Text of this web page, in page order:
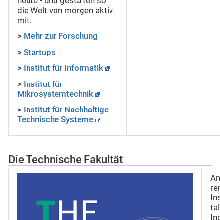
die Welt von morgen aktiv
mit.
> Mehr zur Forschung
> Startups
> Institut für Informatik
> Institut für
Mikrosystemtechnik
> Institut für Nachhaltige
Technische Systeme
Die Technische Fakultät